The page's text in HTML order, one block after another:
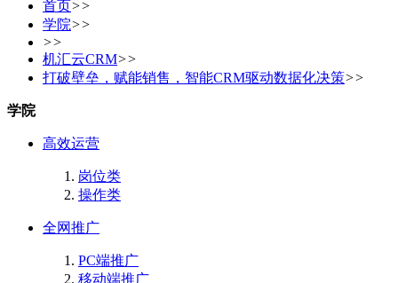
首页>>
学院>>
>>
机汇云CRM>>
打破壁垒，赋能销售，智能CRM驱动数据化决策>>
学院
高效运营
岗位类
操作类
全网推广
PC端推广
移动端推广